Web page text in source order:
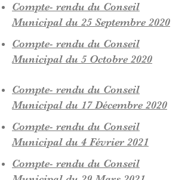
Compte- rendu du Conseil
Municipal du 25 Septembre 2020
Compte- rendu du Conseil
Municipal du 5 Octobre 2020
Compte- rendu du Conseil
Municipal du 17 Décembre 2020
Compte- rendu du Conseil
Municipal du 4 Février 2021
Compte- rendu du Conseil